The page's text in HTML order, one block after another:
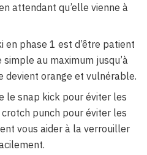
attendant qu’elle vienne à
en phase 1 est d’être patient
au maximum jusqu’à
devient orange et vulnérable.
le snap kick pour éviter les
punch pour éviter les
vous aider à la verrouiller